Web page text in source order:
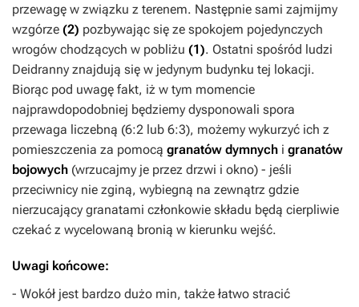
przewagę w związku z terenem. Następnie sami zajmijmy
wzgórze (2) pozbywając się ze spokojem pojedynczych
wrogów chodzących w pobliżu (1). Ostatni spośród ludzi
Deidranny znajdują się w jedynym budynku tej lokacji.
Biorąc pod uwagę fakt, iż w tym momencie
najprawdopodobniej będziemy dysponowali spora
przewaga liczebną (6:2 lub 6:3), możemy wykurzyć ich z
pomieszczenia za pomocą granatów dymnych i granatów
bojowych (wrzucajmy je przez drzwi i okno) - jeśli
przeciwnicy nie zginą, wybiegną na zewnątrz gdzie
nierzucający granatami członkowie składu będą cierpliwie
czekać z wycelowaną bronią w kierunku wejść.
Uwagi końcowe:
- Wokół jest bardzo dużo min, także łatwo stracić